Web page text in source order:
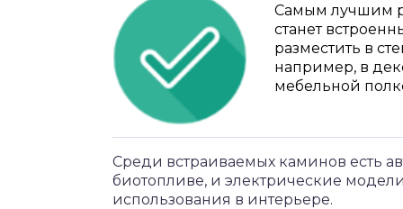
Самым лучшим
станет
разместить в
например, в
мебельной
Среди встраиваемых каминов есть
биотопливе, и электрические
использования в интерьере.